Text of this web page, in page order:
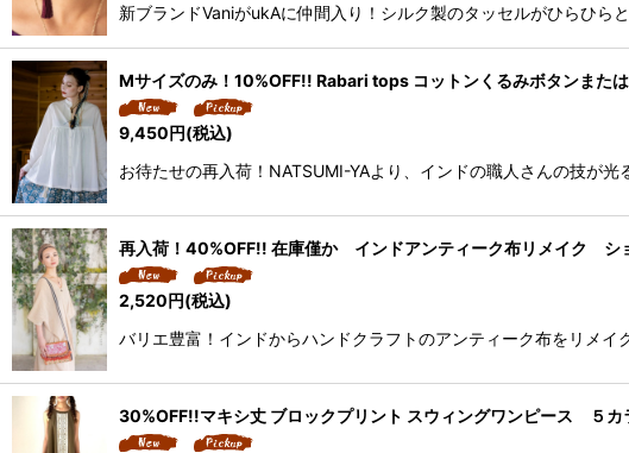
新ブランドVaniがukAに仲間入り！シルク製のタッセルがひらひ
Mサイズのみ！10%OFF!! Rabari tops コットンくるみボタンまた
9,450円(税込)
お待たせの再入荷！NATSUMI-YAより、インドの職人さんの技が
再入荷！40%OFF!! 在庫僅か インドアンティーク布リメイク シ
2,520円(税込)
バリエ豊富！インドからハンドクラフトのアンティーク布をリメ
30%OFF!!マキシ丈 ブロックプリント スウィングワンピース ５